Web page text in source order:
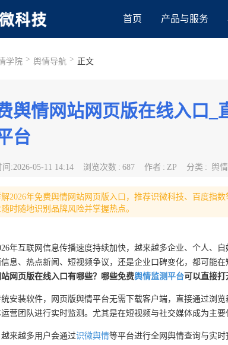
首页 产品与服务
学院 > 舆情导航 > 正文
舆情网站网页版在线入口_
台
:2026-05-11 14:14 浏览次数 : 687 作者 : ZP 分类 : 舆
2026年免费舆情网站网页版入口，推荐识微科技、百度指
时随地识别品牌风险并掌握热点。
年互联网信息传播速度持续加快，越来越多企业、个人、
息、热点新闻、短视频争议，还是企业口碑变化，都可能
网页版在线入口有哪些？哪些免费舆情监测平台可以直接打
安装软件，网页版舆情平台无需下载客户端，直接通过浏
营团队进行实时监测。尤其是在短视频与社交媒体成为主
越来越多用户会通过识微舆情等平台进行全网舆情查询与实